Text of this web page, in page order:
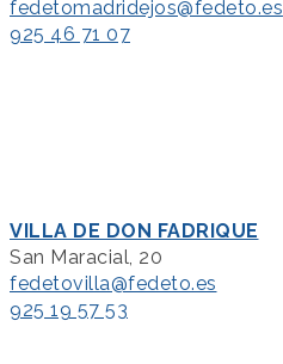
fedetomadridejos@fedeto.es
925 46 71 07
VILLA DE DON FADRIQUE
San Maracial, 20
fedetovilla@fedeto.es
925 19 57 53